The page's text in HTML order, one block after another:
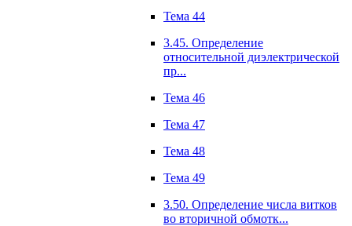
Тема 44
3.45. Определение
относительной диэлектрической
пр...
Тема 46
Тема 47
Тема 48
Тема 49
3.50. Определение числа витков
во вторичной обмотк...